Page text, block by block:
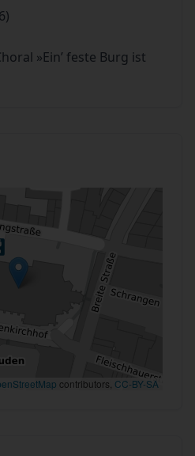
»Ein’ feste Burg ist
contributors, CC-BY-SA